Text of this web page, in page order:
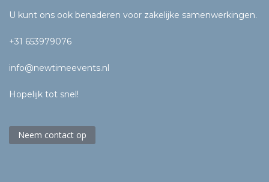
U kunt ons ook benaderen voor zakelijke samenwerkingen.
+31 653979076
info@newtimeevents.nl
Hopelijk tot snel!
Neem contact op